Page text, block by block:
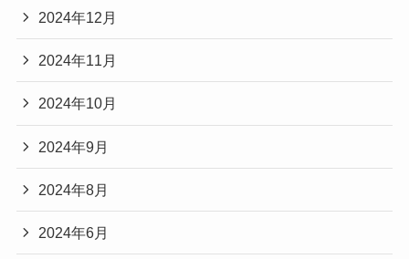
2024年12月
2024年11月
2024年10月
2024年9月
2024年8月
2024年6月